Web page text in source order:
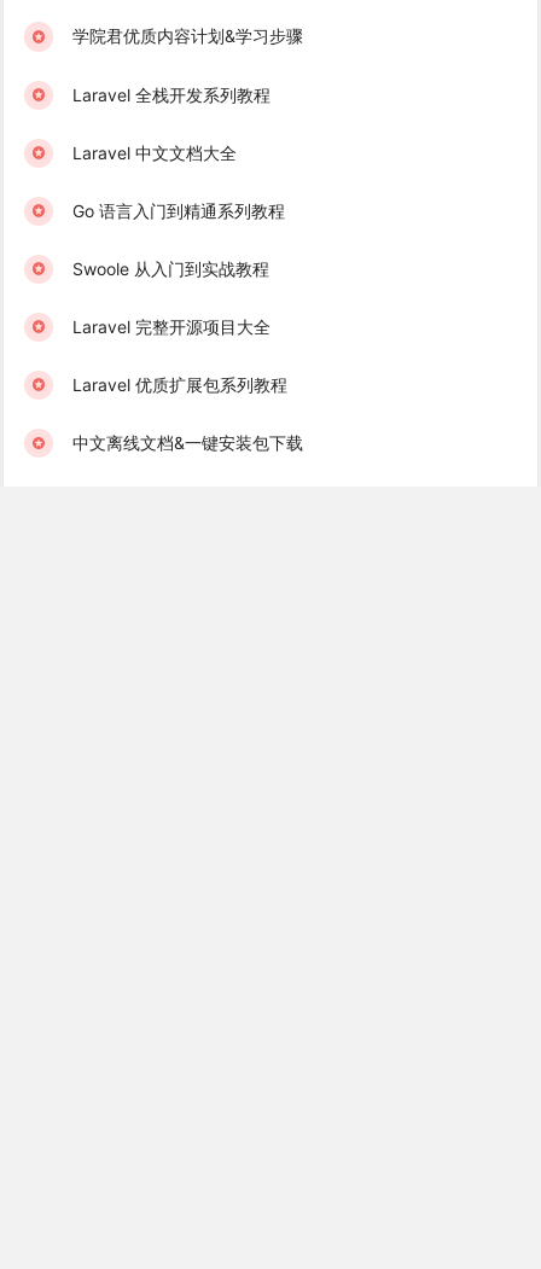
学院君优质内容计划&学习步骤
Laravel 全栈开发系列教程
Laravel 中文文档大全
Go 语言入门到精通系列教程
Swoole 从入门到实战教程
Laravel 完整开源项目大全
Laravel 优质扩展包系列教程
中文离线文档&一键安装包下载